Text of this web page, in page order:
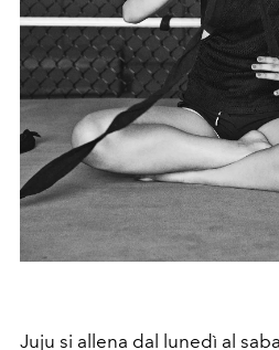
Juju si allena dal lunedì al